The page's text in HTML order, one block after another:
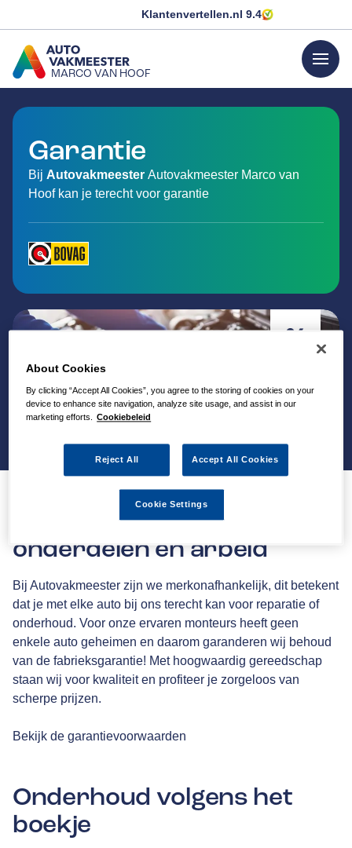
Klantenvertellen.nl 9.4
MARCO VAN HOOF
GA NAAR DE HOMEPAGINA
menu
Garantie
Bij Autovakmeester Autovakmeester Marco van
Hoof kan je terecht voor garantie
36 maanden garantie op
onderdelen en arbeid
Bij Autovakmeester zijn we merkonafhankelijk, dit betekent
dat je met elke auto bij ons terecht kan voor reparatie of
onderhoud. Voor onze ervaren monteurs heeft geen
enkele auto geheimen en daarom garanderen wij behoud
van de fabrieksgarantie! Met hoogwaardig gereedschap
staan wij voor kwaliteit en profiteer je zorgeloos van
scherpe prijzen.
Bekijk de garantievoorwaarden
Onderhoud volgens het
boekje
About Cookies
By clicking “Accept All Cookies”, you agree to the storing of cookies on your
device to enhance site navigation, analyze site usage, and assist in our
marketing efforts. Cookiebeleid
Reject All Accept All Cookies
Cookie Settings